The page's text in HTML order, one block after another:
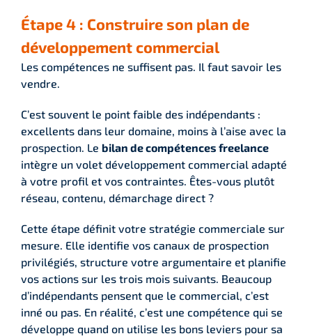
Étape 4 : Construire son plan de
développement commercial
Les compétences ne suffisent pas. Il faut savoir les
vendre.
C’est souvent le point faible des indépendants :
excellents dans leur domaine, moins à l’aise avec la
prospection. Le bilan de compétences freelance
intègre un volet développement commercial adapté
à votre profil et vos contraintes. Êtes-vous plutôt
réseau, contenu, démarchage direct ?
Cette étape définit votre stratégie commerciale sur
mesure. Elle identifie vos canaux de prospection
privilégiés, structure votre argumentaire et planifie
vos actions sur les trois mois suivants. Beaucoup
d’indépendants pensent que le commercial, c’est
inné ou pas. En réalité, c’est une compétence qui se
développe quand on utilise les bons leviers pour sa